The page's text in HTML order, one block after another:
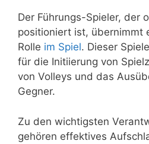
Der Führungs-Spieler, der
positioniert ist, übernimmt
Rolle im Spiel. Dieser
für die Initiierung von
von Volleys und das
Gegner.
Zu den wichtigsten
gehören effektives